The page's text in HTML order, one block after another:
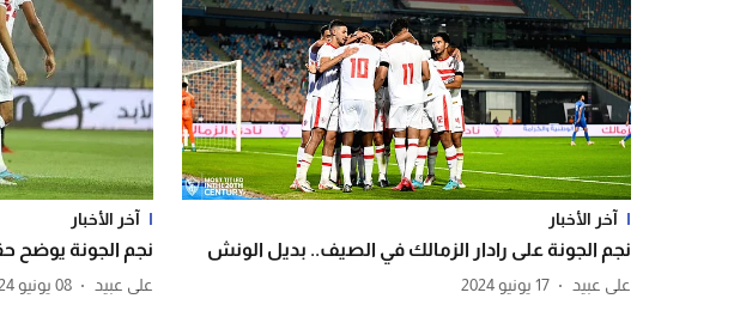
آخر الأخبار
نجم الجونة على رادار الزمالك في الصيف.. بديل الونش
17 يونيو 2024
آخر الأخبار
نجم الجونة يوضح
08 يونيو 2024